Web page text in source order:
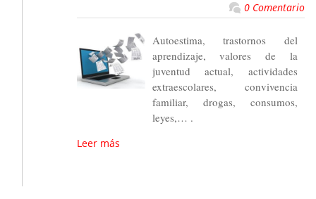
0 Comentario
Autoestima, trastornos del
aprendizaje, valores de la
juventud actual, actividades
extraescolares, convivencia
familiar, drogas, consumos,
leyes,… .
Leer más